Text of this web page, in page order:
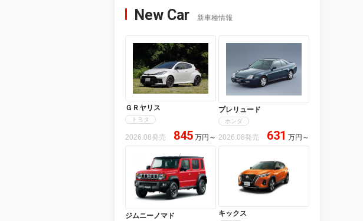
New Car 新車種情報
ＧＲヤリス
トヨタ
2026.08発売 845 万円 ～
プレリュード
ホンダ
2026.08発売 631 万円 ～
ジムニーノマド キックス